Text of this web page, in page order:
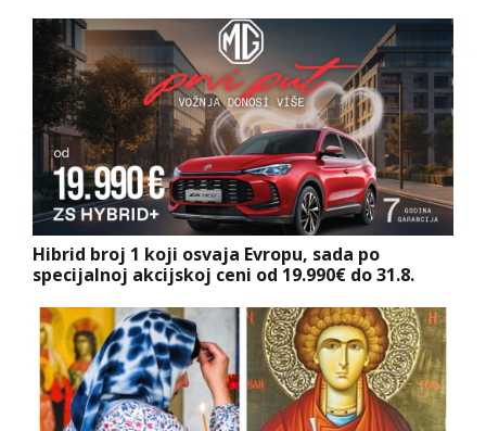
Hibrid broj 1 koji osvaja Evropu, sada po
specijalnoj akcijskoj ceni od 19.990€ do 31.8.